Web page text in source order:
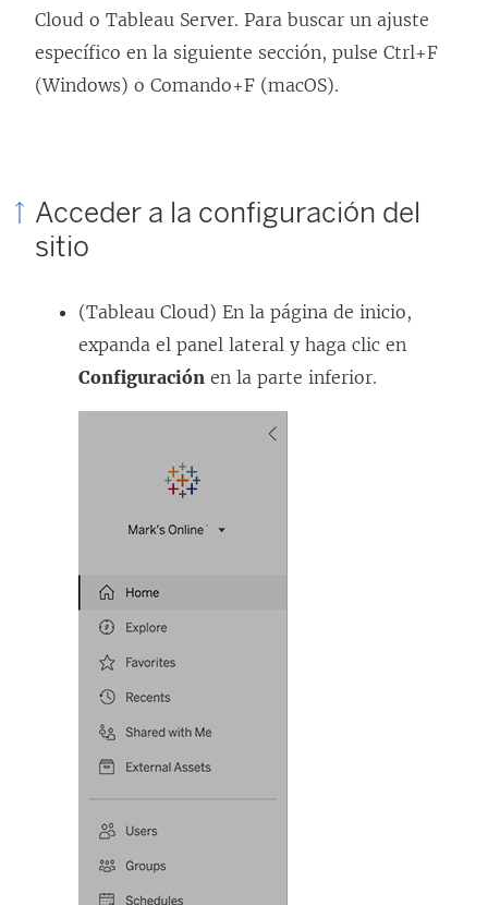
Cloud o Tableau Server. Para buscar un ajuste
específico en la siguiente sección, pulse Ctrl+F
(Windows) o Comando+F (macOS).
Acceder a la configuración del
sitio
(Tableau Cloud) En la página de inicio,
expanda el panel lateral y haga clic en
Configuración en la parte inferior.